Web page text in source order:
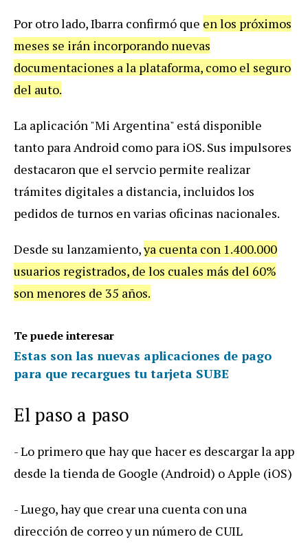
Por otro lado, Ibarra confirmó que en los próximos
meses se irán incorporando nuevas
documentaciones a la plataforma, como el seguro
del auto.
La aplicación "Mi Argentina" está disponible
tanto para Android como para iOS. Sus impulsores
destacaron que el servcio permite realizar
trámites digitales a distancia, incluidos los
pedidos de turnos en varias oficinas nacionales.
Desde su lanzamiento,ya cuenta con 1.400.000
usuarios registrados, de los cuales más del 60%
son menores de 35 años.
Te puede interesar
Estas son las nuevas aplicaciones de pago
para que recargues tu tarjeta SUBE
El paso a paso
- Lo primero que hay que hacer es descargar la app
desde la tienda de Google (Android) o Apple (iOS)
- Luego, hay que crear una cuenta con una
dirección de correo y un número de CUIL